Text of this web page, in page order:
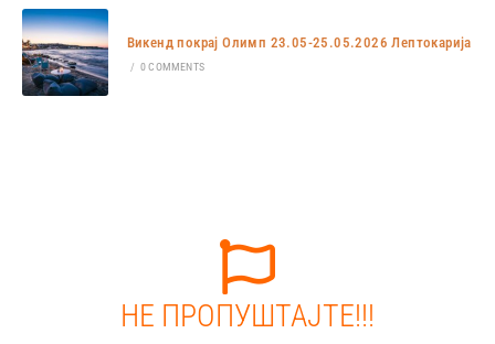
Викенд покрај Олимп 23.05-25.05.2026 Лептокарија
/ 0 COMMENTS
НЕ ПРОПУШТАЈТЕ!!!